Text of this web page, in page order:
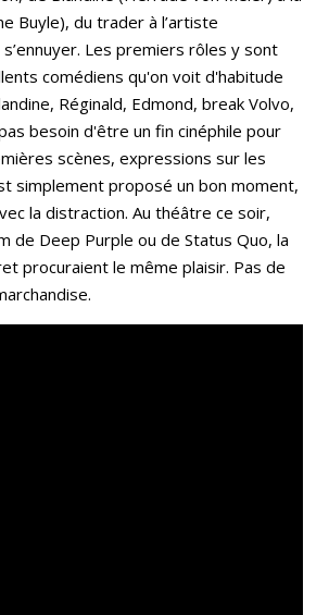
Buyle), du trader à l’artiste
Les premiers rôles y sont
comédiens qu'on voit d'habitude
Réginald, Edmond, break Volvo,
besoin d'être un fin cinéphile pour
scènes, expressions sur les
simplement proposé un bon moment,
la distraction. Au théâtre ce soir,
de Deep Purple ou de Status Quo, la
procuraient le même plaisir. Pas de